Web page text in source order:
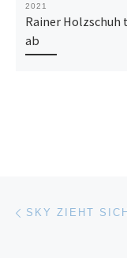
2021
Rainer
ab